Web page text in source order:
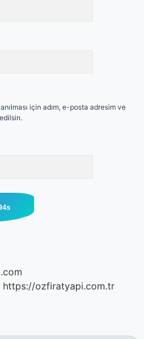
için adım, e-posta adresim ve
https://ozfiratyapi.com.tr